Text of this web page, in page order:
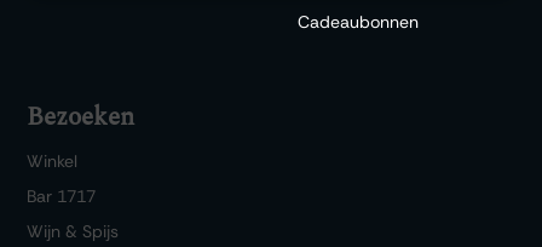
Cadeaubonnen
Bezoeken
Winkel
Bar 1717
Wijn & Spijs